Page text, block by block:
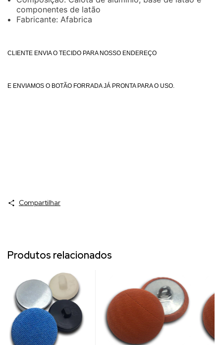
componentes de latão
Fabricante: Afabrica
CLIENTE ENVIA O TECIDO PARA NOSSO ENDEREÇO
E ENVIAMOS O BOTÃO FORRADA JÁ PRONTA PARA O USO.
Compartilhar
Produtos relacionados